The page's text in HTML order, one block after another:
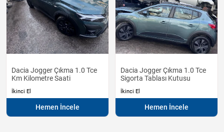
Dacia Jogger Çıkma 1.0 Tce
Km Kilometre Saati
İkinci El
Hemen İncele
Dacia Jogger Çıkma 1.0 Tce
Sigorta Tablası Kutusu
İkinci El
Hemen İncele